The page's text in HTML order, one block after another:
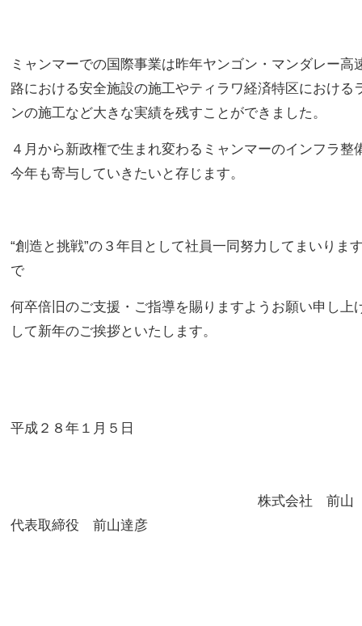
ミャンマーでの国際事業は昨年ヤンゴン・マンダレー高
路における安全施設の施工やティラワ経済特区における
ンの施工など大きな実績を残すことができました。
４月から新政権で生まれ変わるミャンマーのインフラ整
今年も寄与していきたいと存じます。
“創造と挑戦”の３年目として社員一同努力してまいりま
で
何卒倍旧のご支援・ご指導を賜りますようお願い申し上
して新年のご挨拶といたします。
平成２８年１月５日
株式会社 前
代表取締役 前山達彦